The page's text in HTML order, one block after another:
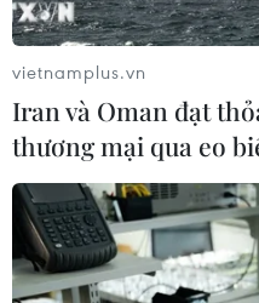
giả nhỏ tuổi nhân Ngày
Thiếu nhi 1/6
31/05/2026 01:12
vietnamplus.vn
Iran và Oman đạt
thương mại qua eo